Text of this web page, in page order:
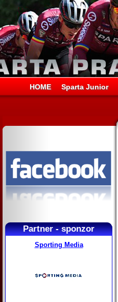
HOME Sparta Junior
Partner - sponzor
Sporting Media